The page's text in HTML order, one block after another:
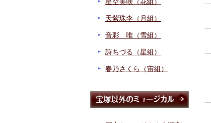
天紫珠李（月組）
音彩 唯（雪組）
詩ちづる（星組）
春乃さくら（宙組）